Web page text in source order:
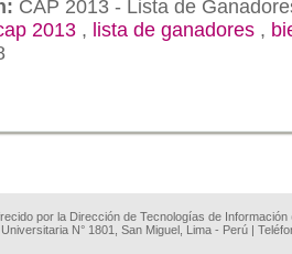
CAP 2013 - Lista de
2013 , lista de ganadores ,
por la Dirección de Tecnologías de
N° 1801, San Miguel, Lima - Perú |